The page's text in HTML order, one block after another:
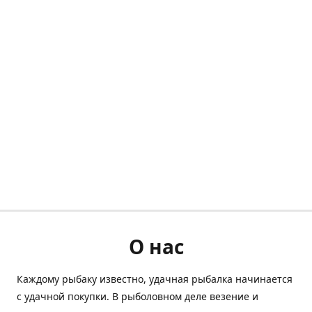
О нас
Каждому рыбаку известно, удачная рыбалка начинается
с удачной покупки. В рыболовном деле везение и